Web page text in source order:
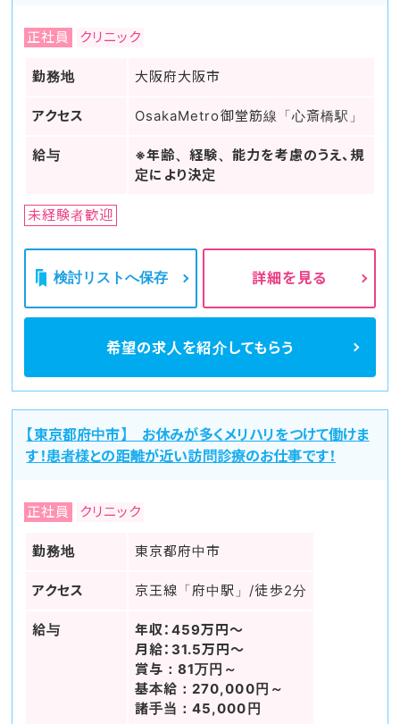
正社員 クリニック
勤務地 大阪府大阪市
アクセス OsakaMetro御堂筋線「心斎橋駅」
給与
※年齢、経験、能力を考慮のうえ、規
定により決定
未経験者歓迎
検討リストへ保存 詳細を見る
希望の求人を紹介してもらう
【東京都府中市】 お休みが多くメリハリをつけて働けま
す！患者様との距離が近い訪問診療のお仕事です！
正社員 クリニック
勤務地 東京都府中市
アクセス 京王線「府中駅」/徒歩2分
給与
年収：459万円～
月給：31.5万円～
賞与：81万円～
基本給：270,000円～
諸手当：45,000円